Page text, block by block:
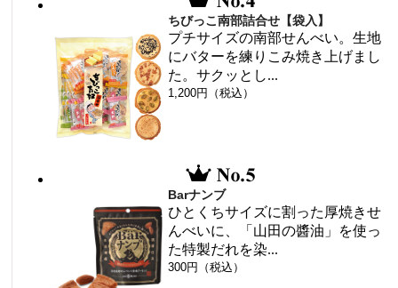
ちびっこ南部詰合せ【袋入】
プチサイズの南部せんべい。生地
にバターを練りこみ焼き上げまし
た。サクッとし...
1,200円（税込）
Barナンブ
ひとくちサイズに割った厚焼きせ
んべいに、「山田の醬油」を使っ
た特製だれを染...
300円（税込）